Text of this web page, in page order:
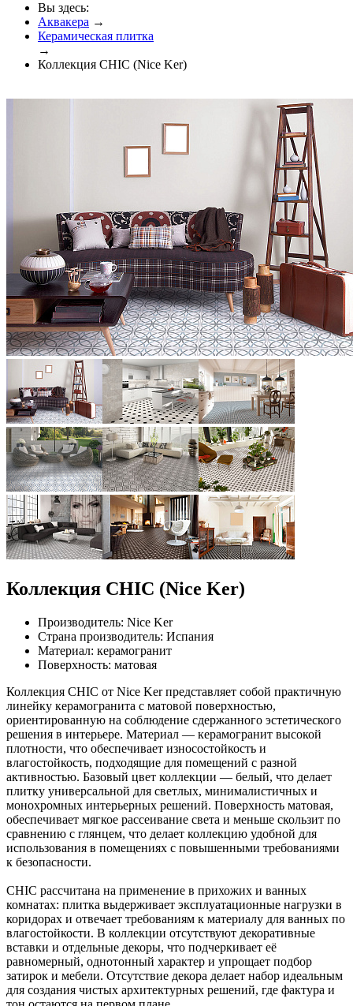
Вы здесь:
Аквакера →
Керамическая плитка
→
Коллекция CHIC (Nice Ker)
Коллекция CHIC (Nice Ker)
Производитель: Nice Ker
Страна производитель: Испания
Материал: керамогранит
Поверхность: матовая
Коллекция CHIC от Nice Ker представляет собой практичную
линейку керамогранита с матовой поверхностью,
ориентированную на соблюдение сдержанного эстетического
решения в интерьере. Материал — керамогранит высокой
плотности, что обеспечивает износостойкость и
влагостойкость, подходящие для помещений с разной
активностью. Базовый цвет коллекции — белый, что делает
плитку универсальной для светлых, минималистичных и
монохромных интерьерных решений. Поверхность матовая,
обеспечивает мягкое рассеивание света и меньше скользит по
сравнению с глянцем, что делает коллекцию удобной для
использования в помещениях с повышенными требованиями
к безопасности.
CHIC рассчитана на применение в прихожих и ванных
комнатах: плитка выдерживает эксплуатационные нагрузки в
коридорах и отвечает требованиям к материалу для ванных по
влагостойкости. В коллекции отсутствуют декоративные
вставки и отдельные декоры, что подчеркивает её
равномерный, однотонный характер и упрощает подбор
затирок и мебели. Отсутствие декора делает набор идеальным
для создания чистых архитектурных решений, где фактура и